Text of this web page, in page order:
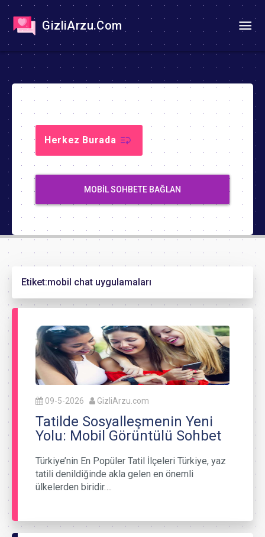
GizliArzu.Com
Herkez Burada
MOBIL SOHBETE BAĞLAN
Etiket:mobil chat uygulamaları
09-5-2026 GizliArzu.com
Tatilde Sosyalleşmenin Yeni
Yolu: Mobil Görüntülü Sohbet
Türkiye’nin En Popüler Tatil İlçeleri Türkiye, yaz
tatili denildiğinde akla gelen en önemli
ülkelerden biridir….